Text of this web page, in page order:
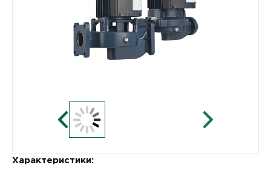
Характеристики: